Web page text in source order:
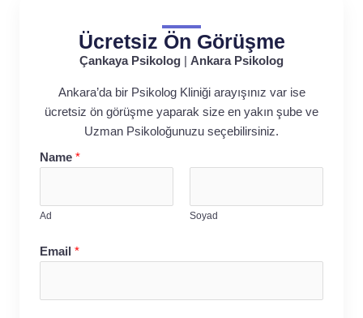
Ücretsiz Ön Görüşme
Çankaya Psikolog Ankara Psikolog
Ankara’da bir Psikolog Kliniği arayışınız var ise
ücretsiz ön görüşme yaparak size en yakın şube ve
Uzman Psikoloğunuzu seçebilirsiniz.
Name *
Ad Soyad
Email *